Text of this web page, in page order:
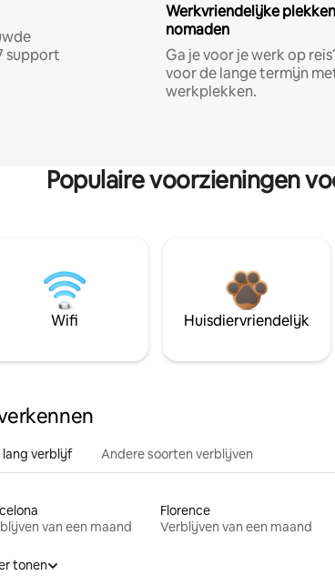
support
Werkvriendelijke
nomaden
Ga je voor je werk op
voor de lange termijn
werkplekken.
Populaire voorzieningen
Wifi Huisdiervriendelijk
lang verblijf Andere soorten verblijven
van een maand
Florence
Verblijven van een maand
tonen